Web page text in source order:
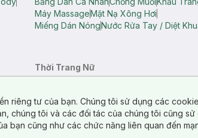
Máy MassageMặt Nạ Xông Hơi
Miếng Dán NóngNước Rửa Tay / Diệt
Mini
Xả
Thời Trang Nữ
Quần Lót NữQuần Short Nữ
Túi Xách
riêng tư của bạn. Chúng tôi sử dụng các
chúng tôi và các đối tác của chúng tôi cũng
bạn cũng như các chức năng liên quan đến